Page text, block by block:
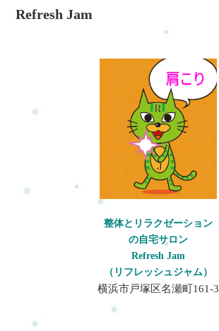
る◆仕事に支...
Refresh Jam
整体とリラクゼーション
の自宅サロン
Refresh Jam
（リフレッシュジャム）
横浜市戸塚区名瀬町161-3